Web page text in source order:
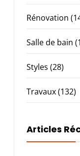
Rénovation
Salle de bain
Styles (28)
Travaux(132)
Articles